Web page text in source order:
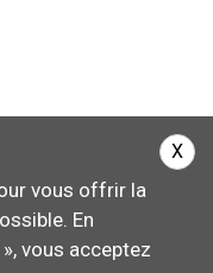
vous offrir la
En
vous acceptez
X